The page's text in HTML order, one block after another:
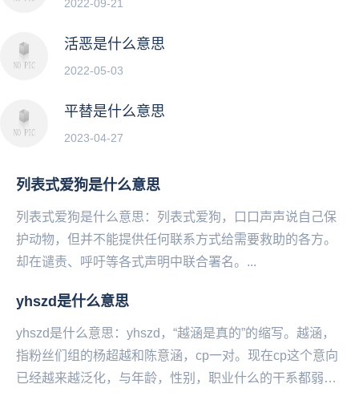
2022-09-21
活恶是什么意思
2022-05-03
平替是什么意思
2023-04-27
列表式爱狗是什么意思
列表式爱狗是什么意思：列表式爱狗，口口声声说自己保
护动物，但并不能提供任何联系方式给需要救助的各方。
却在谴责、呼吁等各式声明中联合署名。...
yhszd是什么意思
yhszd是什么意思：yhszd，“越涵是真的”的缩写。越涵，
指粉丝们组的杨超越和陈意涵，cp一对。现在cp这个意向
已经越来越泛化，与年龄，性别，职业什么的干系都弱化